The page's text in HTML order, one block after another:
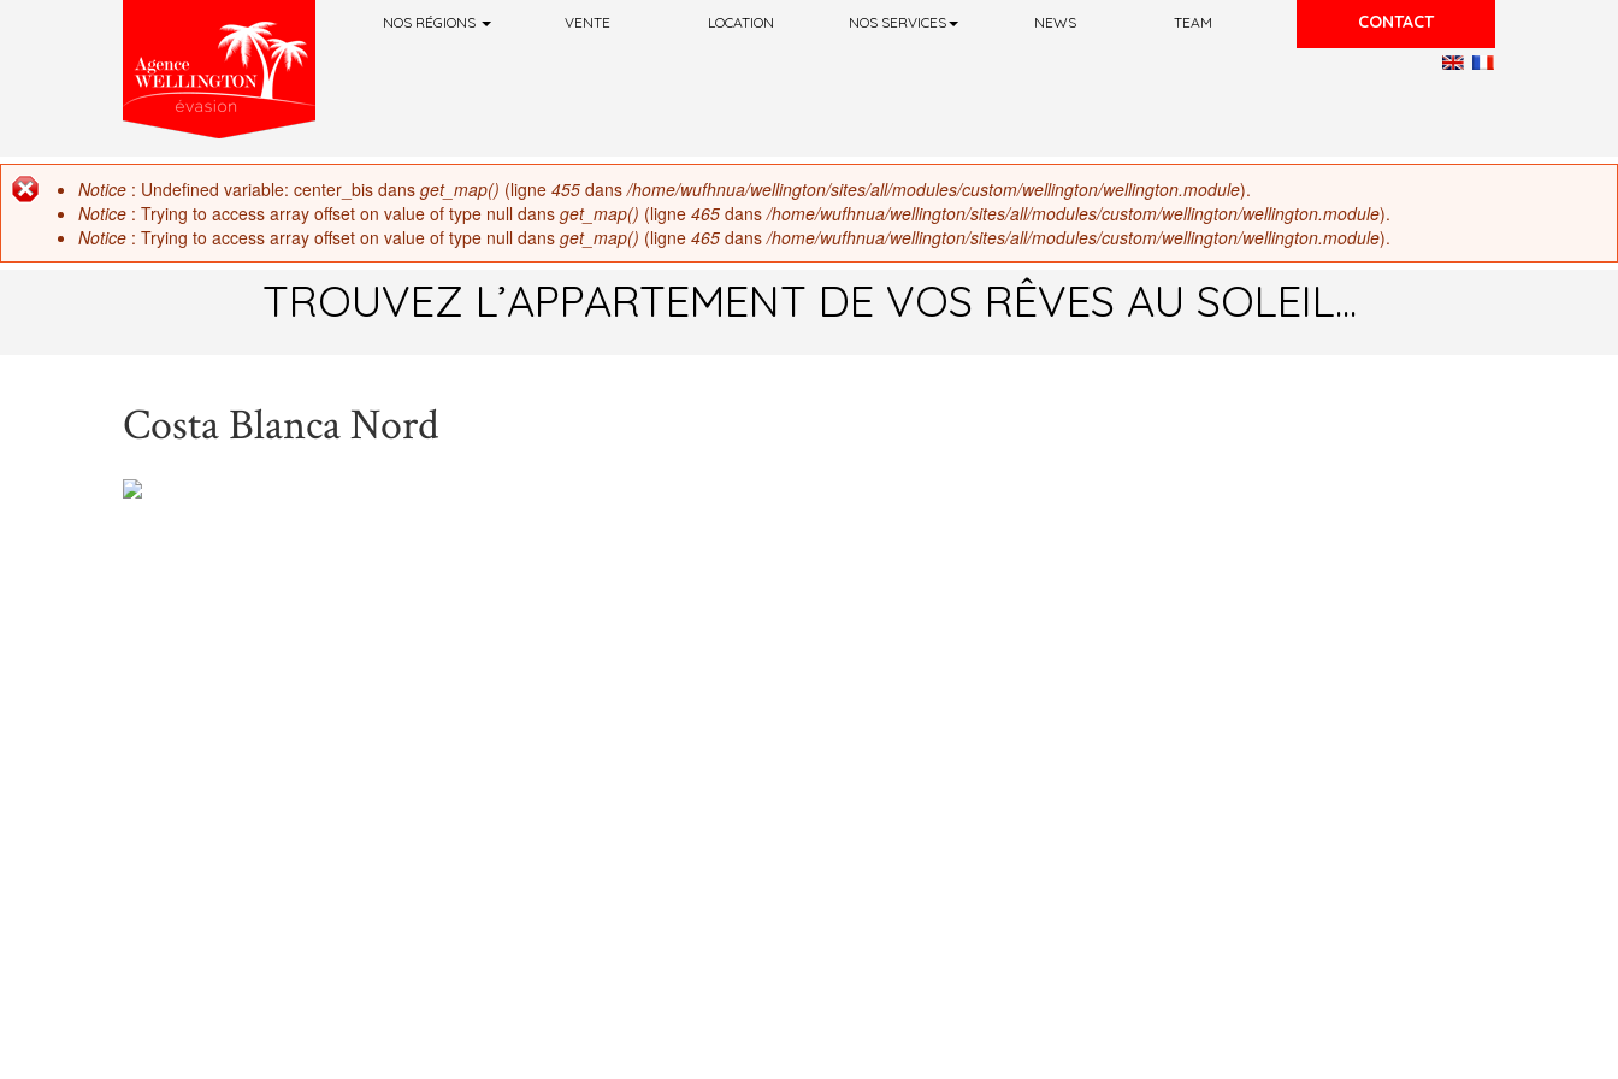
Aller au contenu principal
NOS RÉGIONS VENTE LOCATION NOS SERVICES NEWS TEAM CONTACT
Message d'erreur
Notice : Undefined variable: center_bis dans get_map() (ligne 455 dans/home/wufhnua/wellington/sites/all/modules/custom/wellington/wellington.module).
Notice : Trying to access array offset on value of type null dans get_map() (ligne 465 dans/home/wufhnua/wellington/sites/all/modules/custom/wellington/wellington.module).
Notice : Trying to access array offset on value of type null dans get_map() (ligne 465 dans/home/wufhnua/wellington/sites/all/modules/custom/wellington/wellington.module).
TROUVEZ L’APPARTEMENT DE VOS RÊVES AU SOLEIL...
Costa Blanca Nord